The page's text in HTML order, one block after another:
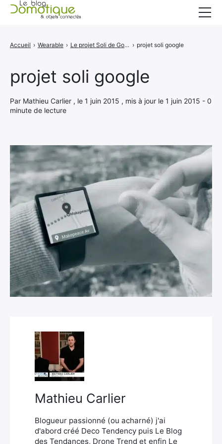
projet soli google
Par Mathieu Carlier , le 1 juin 2015 , mis à jour le 1 juin 2015 - 0
minute de lecture
Accueil › Wearable › Le projet Soli de Google va révolutionner les wearables › projet soli google
Mathieu Carlier
Blogueur passionné (ou acharné) j'ai
d'abord créé Deco Tendency puis Le Blog
des Tendances, Drone Trend et enfin Le
A propos
CONTACT
×
Rechercher
: